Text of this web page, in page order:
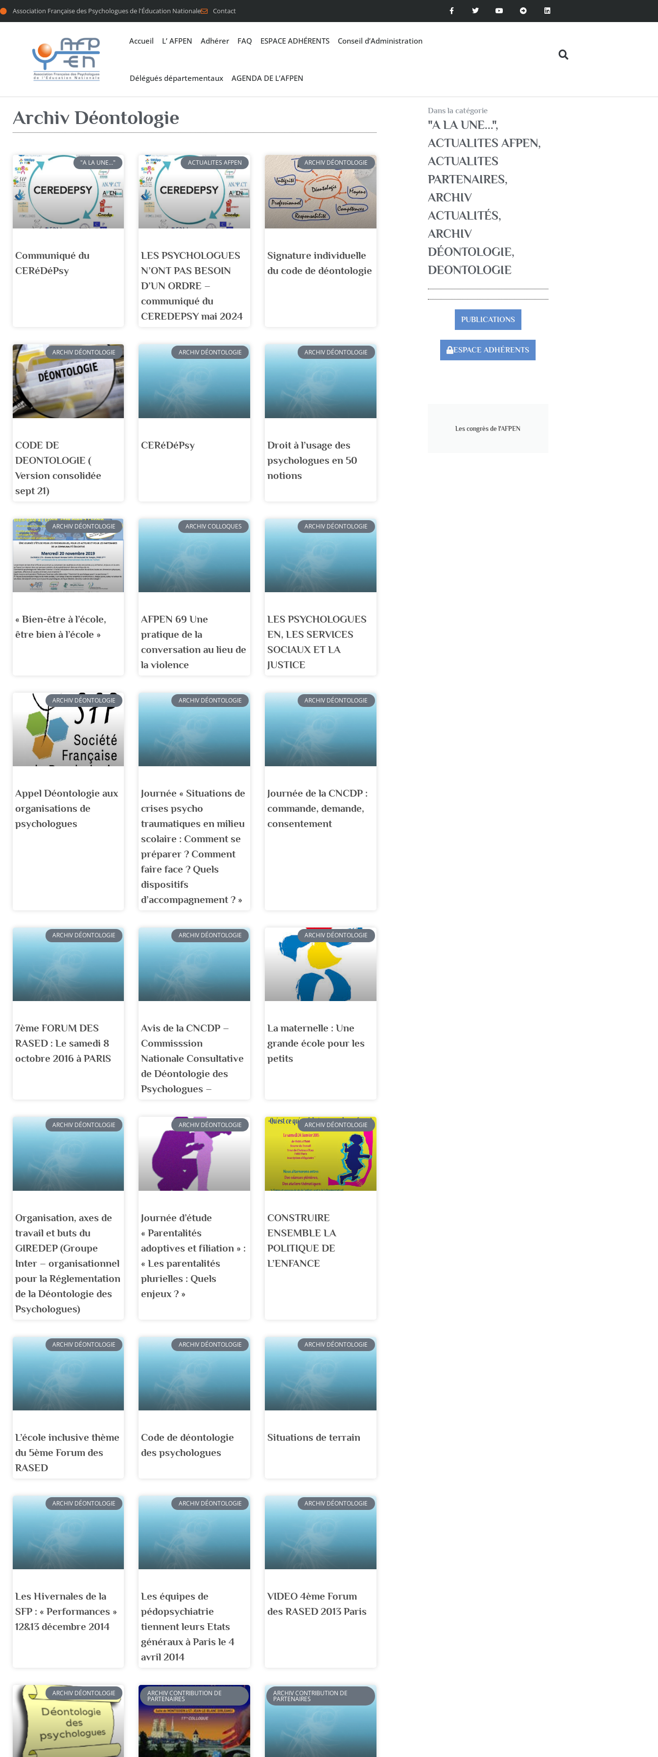
Association Française des Psychologues de l'Éducation Nationale Contact
Accueil L’ AFPEN Adhérer FAQ ESPACE ADHÉRENTS Conseil d’Administration
Délégués départementaux AGENDA DE L’AFPEN
Archiv Déontologie
"A LA UNE..."
Communiqué du
CERéDéPsy
ACTUALITES AFPEN
LES PSYCHOLOGUES
N’ONT PAS BESOIN
D’UN ORDRE –
communiqué du
CEREDEPSY mai 2024
ARCHIV DÉONTOLOGIE
Signature individuelle
du code de déontologie
ARCHIV DÉONTOLOGIE
CODE DE
DEONTOLOGIE (
Version consolidée
sept 21)
ARCHIV DÉONTOLOGIE
CERéDéPsy
ARCHIV DÉONTOLOGIE
Droit à l’usage des
psychologues en 50
notions
ARCHIV DÉONTOLOGIE
« Bien-être à l’école,
être bien à l’école »
ARCHIV COLLOQUES
AFPEN 69 Une
pratique de la
conversation au lieu de
la violence
ARCHIV DÉONTOLOGIE
LES PSYCHOLOGUES
EN, LES SERVICES
SOCIAUX ET LA
JUSTICE
ARCHIV DÉONTOLOGIE
Appel Déontologie aux
organisations de
psychologues
ARCHIV DÉONTOLOGIE
Journée « Situations de
crises psycho
traumatiques en milieu
scolaire : Comment se
préparer ? Comment
faire face ? Quels
dispositifs
d’accompagnement ? »
ARCHIV DÉONTOLOGIE
Journée de la CNCDP :
commande, demande,
consentement
ARCHIV DÉONTOLOGIE
7ème FORUM DES
RASED : Le samedi 8
octobre 2016 à PARIS
ARCHIV DÉONTOLOGIE
Avis de la CNCDP –
Commisssion
Nationale Consultative
de Déontologie des
Psychologues –
ARCHIV DÉONTOLOGIE
La maternelle : Une
grande école pour les
petits
ARCHIV DÉONTOLOGIE
Organisation, axes de
travail et buts du
GIREDEP (Groupe
Inter – organisationnel
pour la Réglementation
de la Déontologie des
Psychologues)
ARCHIV DÉONTOLOGIE
Journée d’étude
« Parentalités
adoptives et filiation » :
« Les parentalités
plurielles : Quels
enjeux ? »
ARCHIV DÉONTOLOGIE
CONSTRUIRE
ENSEMBLE LA
POLITIQUE DE
L’ENFANCE
ARCHIV DÉONTOLOGIE
L’école inclusive thème
du 5ème Forum des
RASED
ARCHIV DÉONTOLOGIE
Code de déontologie
des psychologues
ARCHIV DÉONTOLOGIE
Situations de terrain
ARCHIV DÉONTOLOGIE
Les Hivernales de la
SFP : « Performances »
12&13 décembre 2014
ARCHIV DÉONTOLOGIE
Les équipes de
pédopsychiatrie
tiennent leurs Etats
généraux à Paris le 4
avril 2014
ARCHIV DÉONTOLOGIE
VIDEO 4ème Forum
des RASED 2013 Paris
ARCHIV DÉONTOLOGIE ARCHIV CONTRIBUTION DE
PARTENAIRES
ARCHIV CONTRIBUTION DE
PARTENAIRES
Dans la catégorie
"A LA UNE...",
ACTUALITES AFPEN,
ACTUALITES
PARTENAIRES,
ARCHIV
ACTUALITÉS,
ARCHIV
DÉONTOLOGIE,
DEONTOLOGIE
PUBLICATIONS
ESPACE ADHÉRENTS
Les congrès de l'AFPEN